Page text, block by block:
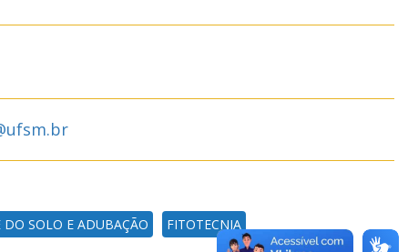
SOLO E ADUBAÇÃO FITOTECNIA